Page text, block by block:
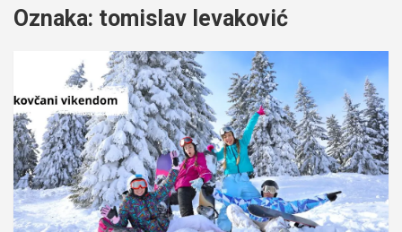
Oznaka: tomislav levaković